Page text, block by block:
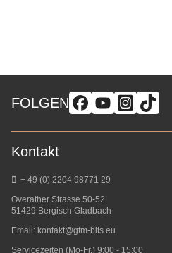
FOLGEN
Kontakt
+ 49 (0) 2204 98771 29
Overather Strasse 50-52
51429 Bergisch Gladbach
Email: kontakt@gtm-bits.eu
Servicezeiten (Mo-Fr.) 9:00 - 15:00